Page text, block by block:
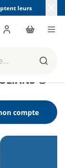
leurs
avant votre
Panier
👋
compte